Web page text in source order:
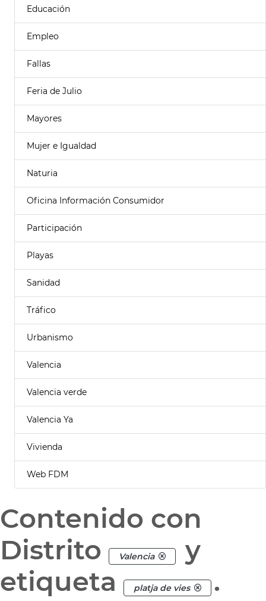
Educación
Empleo
Fallas
Feria de Julio
Mayores
Mujer e Igualdad
Naturia
Oficina Información Consumidor
Participación
Playas
Sanidad
Tráfico
Urbanismo
Valencia
Valencia verde
Valencia Ya
Vivienda
Web FDM
Contenido con
Distrito
Valencia
y
etiqueta
platja de vies .